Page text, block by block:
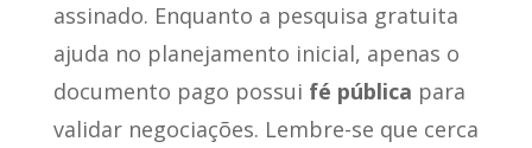
assinado. Enquanto a pesquisa gratuita
ajuda no planejamento inicial, apenas o
documento pago possui fé pública para
validar negociações. Lembre-se que cerca